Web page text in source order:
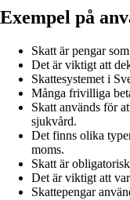
Exempel på
Skatt är pengar
Det är viktigt att
Skattesystemet i
Många frivilliga
Skatt används för
sjukvård.
Det finns olika
moms.
Skatt är
Det är viktigt att
Skattepengar